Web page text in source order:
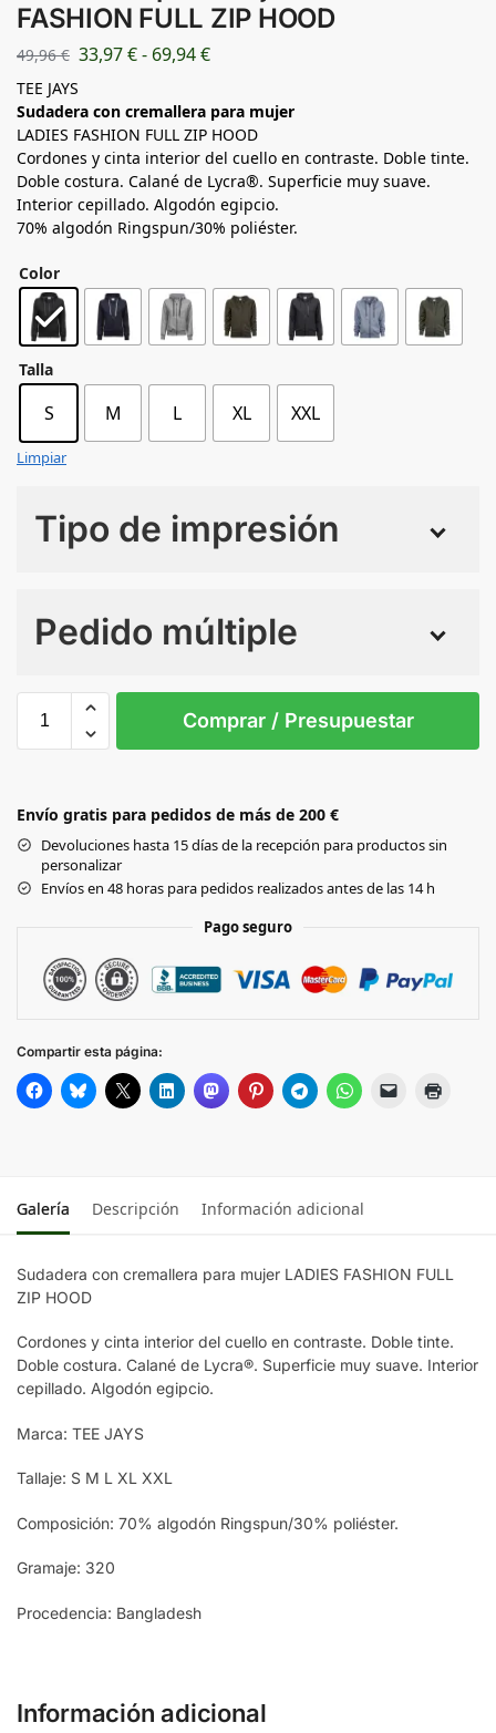
FASHION FULL ZIP HOOD
49,96€ 33,97€- 69,94€
TEE JAYS
Sudadera con cremallera para mujer
LADIES FASHION FULL ZIP HOOD
Cordones y cinta interior del cuello en contraste. Doble tinte.
Doble costura. Calané de Lycra®. Superficie muy suave.
Interior cepillado. Algodón egipcio.
70% algodón Ringspun/30% poliéster.
Color
Talla
S M L XL XXL
Limpiar
Tipo de impresión
Pedido múltiple
DARK
HEATHER
GREY
DARK
FLINT
STONE
Comprar / Presupuestar
Envío gratis para pedidos de más de 200 €
Devoluciones hasta 15 días de la recepción para productos sin
personalizar
Envíos en 48 horas para pedidos realizados antes de las 14 h
Pago seguro
Compartir esta página:
Galería Descripción Información adicional
Sudadera con cremallera para mujer LADIES FASHION FULL
ZIP HOOD
Cordones y cinta interior del cuello en contraste. Doble tinte.
Doble costura. Calané de Lycra®. Superficie muy suave. Interior
cepillado. Algodón egipcio.
Marca: TEE JAYS
Tallaje: S M L XL XXL
Composición: 70% algodón Ringspun/30% poliéster.
Gramaje: 320
Procedencia: Bangladesh
Información adicional